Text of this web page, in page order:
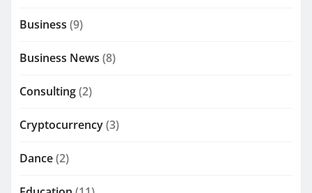
Business (9)
Business News (8)
Consulting(2)
Cryptocurrency(3)
Dance(2)